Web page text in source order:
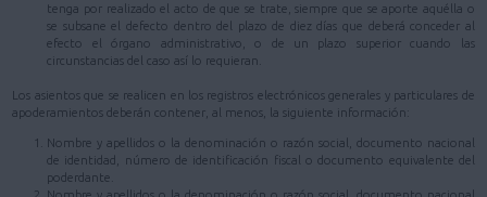
tenga por realizado el acto de que se trate, siempre que se aporte aquélla o
se subsane el defecto dentro del plazo de diez días que deberá conceder al
efecto el órgano administrativo, o de un plazo superior cuando las
circunstancias del caso así lo requieran.
Los asientos que se realicen en los registros electrónicos generales y particulares de
apoderamientos deberán contener, al menos, la siguiente información:
Nombre y apellidos o la denominación o razón social, documento nacional
de identidad, número de identificación fiscal o documento equivalente del
poderdante.